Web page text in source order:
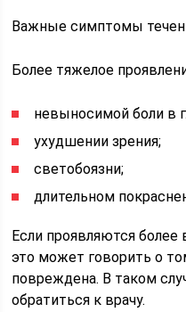
Важные симптомы
Более тяжелое
невыносимой боли в
ухудшении зрения;
светобоязни;
длительном
Если проявляются
это может говорить о
повреждена. В таком
обратиться к врачу.